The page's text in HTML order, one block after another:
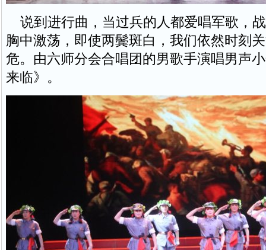
说到进行曲，当过兵的人都爱唱军歌，
胸中激荡，即使两鬓斑白，我们依然时刻
危。由六师分会合唱团的男歌手演唱男声
来临》。